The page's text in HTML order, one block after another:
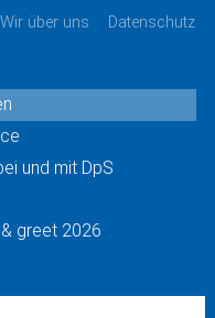
Wir über uns Datenschutz
und mit DpS
greet 2026